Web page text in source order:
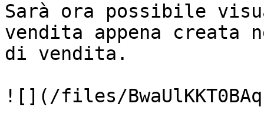
Sarà ora possibile
vendita appena creata
di vendita.
![](/files/